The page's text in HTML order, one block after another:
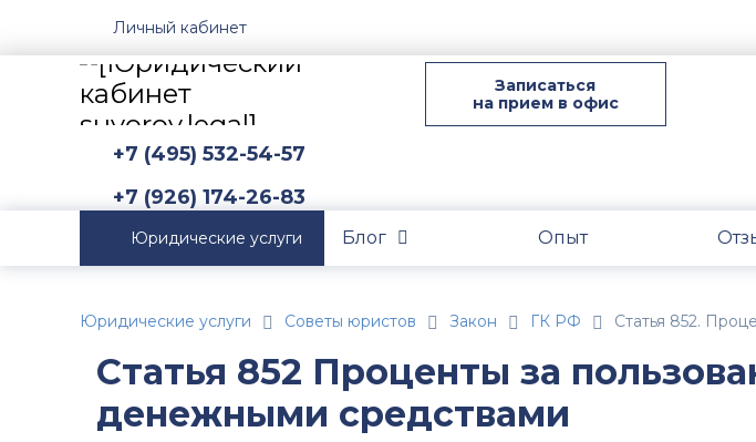
Личный кабинет
Записаться
на прием в офис
+7 (495) 532-54-57
+7 (926) 174-26-83
Юридические услуги Блог Опыт
Юридические услуги Советы юристов Закон ГК РФ Статья 852.
Статья 852 Проценты за
денежными средствами